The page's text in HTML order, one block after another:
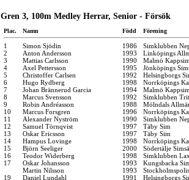
Gren 3, 100m Medley Herrar, Senior - Försök
Plac. Namn Född Förening
1 Simon Sjödin 1986
Simklubben
2
Anton Andersson 1993
Linköpings
3
Mattias Carlsson 1990
Malmö
4
Axel Pettersson 1995
Jönköpings
5
Christoffer Carlsen 1992
Helsingborgs
6
Hugo Rydberg 1998
Norrköpings
7
Johan Brännerud Garcia 1994
Malmö
8
Marcus Svensson 1992
Simklubben
9
Robin Andréasson 1988
Mölndals
10
Marcus Forsgren 1996
Norrköpings
11
Alexander Nyström 1990
Simklubben
12
Samuel Törnqvist 1997
Täby Sim
13
Oskar Ericsson 1997
Täby Sim
14
Hampus Lovinge 1998
Norrköpings
15
Björn Seeliger 2000
Södertälje
16
Teodor Widerberg 1998
Simklubben
17
Oskar Johansson 1993
Kungsbacka
Martin Nilsson
1993
19
Daniel Lundahl 1991
Helsingborgs